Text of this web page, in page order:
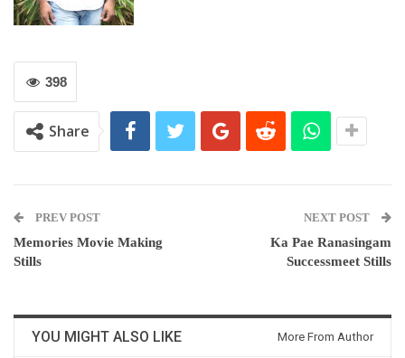
398
Share
PREV POST
Memories Movie Making
Stills
NEXT POST
Ka Pae Ranasingam
Successmeet Stills
YOU MIGHT ALSO LIKE More From Author